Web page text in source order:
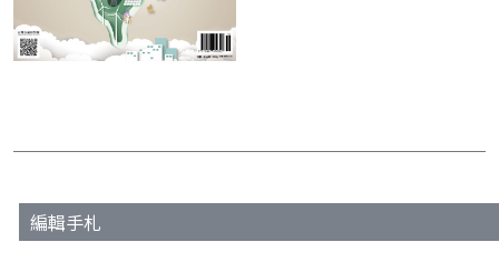
編輯手札